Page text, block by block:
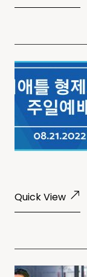
Quick View